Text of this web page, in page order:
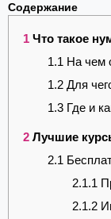
Содержание
1 Что такое
1.1 На чем
1.2Для
1.3Где и
2 Лучшие
2.1
2.1.1
2.1.2